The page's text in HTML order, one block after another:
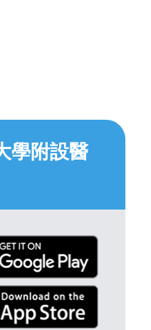
學附設醫